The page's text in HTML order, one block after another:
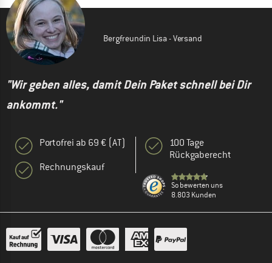
Bergfreundin Lisa - Versand
"Wir geben alles, damit Dein Paket schnell bei Dir
ankommt."
Portofrei ab 69 € (AT)
Rechnungskauf
100 Tage
Rückgaberecht
So bewerten uns
8.803 Kunden